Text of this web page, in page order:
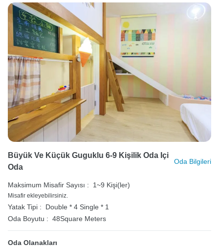
Büyük Ve Küçük Guguklu 6-9 Kişilik Oda Içi
Oda
Oda Bilgileri
Maksimum Misafir Sayısı : 1~9 Kişi(ler)
Misafir ekleyebilirsiniz.
Yatak Tipi : Double * 4 Single * 1
Oda Boyutu : 48Square Meters
Oda Olanakları